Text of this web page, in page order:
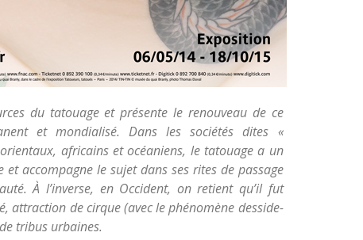
du tatouage et présente le renouveau de ce
et mondialisé. Dans les sociétés dites «
africains et océaniens, le tatouage a un
accompagne le sujet dans ses rites de passage
À l’inverse, en Occident, on retient qu’il fut
attraction de cirque (avec le phénomène desside-
tribus urbaines.